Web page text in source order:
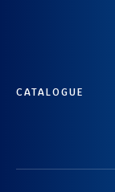
CATALOGUE